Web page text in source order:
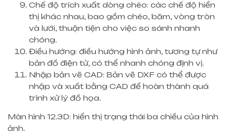
Chế độ trích xuất dòng chéo: các chế độ hiển
thị khác nhau, bao gồm chéo, băm, vòng tròn
và lưới, thuận tiện cho việc so sánh nhanh
chóng.
Điều hướng: điều hướng hình ảnh, tương tự như
bản đồ điện tử, có thể nhanh chóng định vị.
Nhập bản vẽ CAD: Bản vẽ DXF có thể được
nhập và xuất bằng CAD để hoàn thành quá
trình xử lý đồ họa.
Màn hình 12.3D: hiển thị trạng thái ba chiều của hình
ảnh.